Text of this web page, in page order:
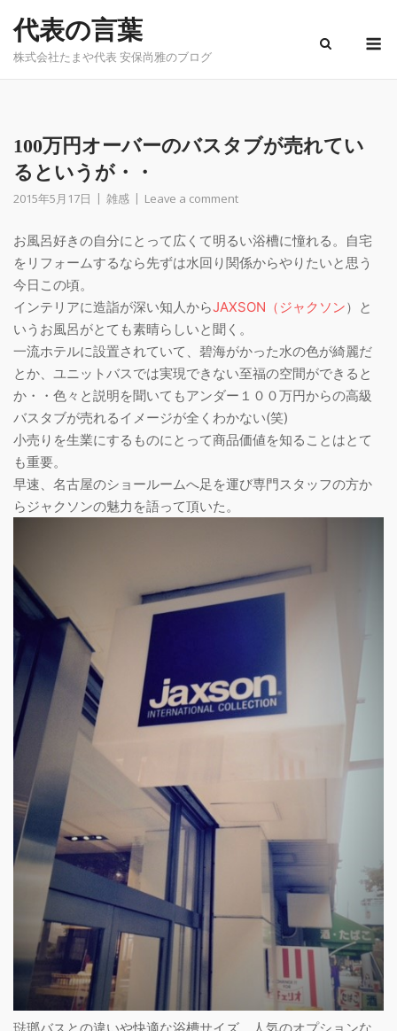
content
代表の言葉
株式会社たまや代表 安保尚雅のブログ
100万円オーバーのバスタブが売れてい
るというが・・
2015年5月17日 雑感 Leave a comment
お風呂好きの自分にとって広くて明るい浴槽に憧れる。自宅
をリフォームするなら先ずは水回り関係からやりたいと思う
今日この頃。
インテリアに造詣が深い知人からJAXSON（ジャクソン）と
いうお風呂がとても素晴らしいと聞く。
一流ホテルに設置されていて、碧海がかった水の色が綺麗だ
とか、ユニットバスでは実現できない至福の空間ができると
か・・色々と説明を聞いてもアンダー１００万円からの高級
バスタブが売れるイメージが全くわかない(笑)
小売りを生業にするものにとって商品価値を知ることはとて
も重要。
早速、名古屋のショールームへ足を運び専門スタッフの方か
らジャクソンの魅力を語って頂いた。